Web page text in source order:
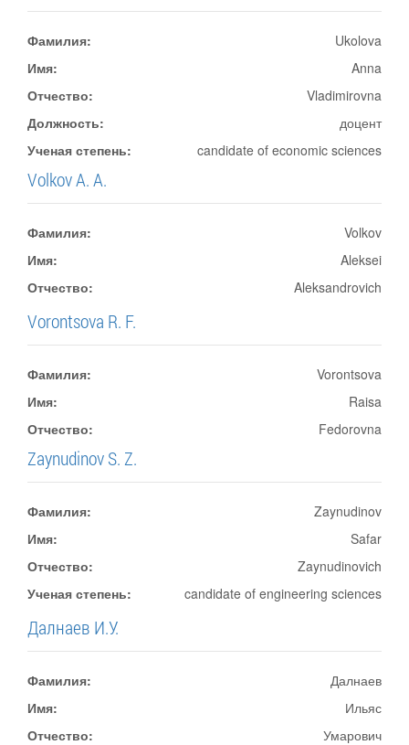
Фамилия:
Ukolova
Имя:
Anna
Отчество:
Vladimirovna
Должность:
доцент
Ученая степень:
candidate of economic sciences
Volkov A. A.
Фамилия:
Volkov
Имя:
Aleksei
Отчество:
Aleksandrovich
Vorontsova R. F.
Фамилия:
Vorontsova
Имя:
Raisa
Отчество:
Fedorovna
Zaynudinov S. Z.
Фамилия:
Zaynudinov
Имя:
Safar
Отчество:
Zaynudinovich
Ученая степень:
candidate of engineering sciences
Далнаев И.У.
Фамилия:
Далнаев
Имя:
Ильяс
Отчество:
Умарович